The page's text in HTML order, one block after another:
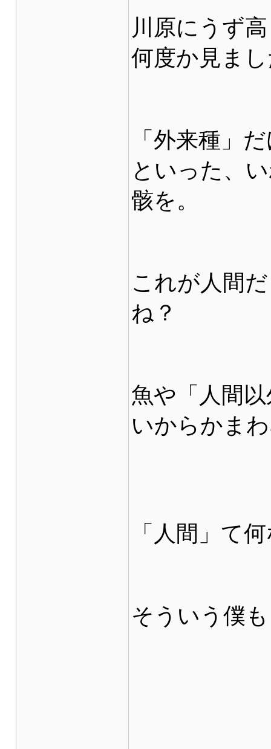
川原にうず
何度か見ま
「外来種」
といった、
骸を。
これが人間
ね？
魚や「人間
いからかま
「人間」て
そういう僕